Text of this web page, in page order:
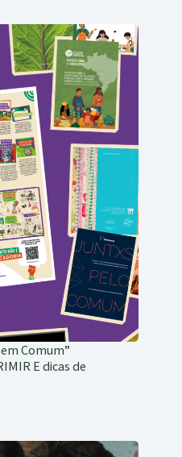
Comum”
E dicas de